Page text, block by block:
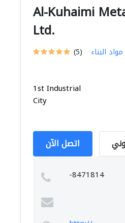
Al-Kuhaimi
Ltd.
(5) البناء
1st Industrial
City
اتصل الآن
-8471814